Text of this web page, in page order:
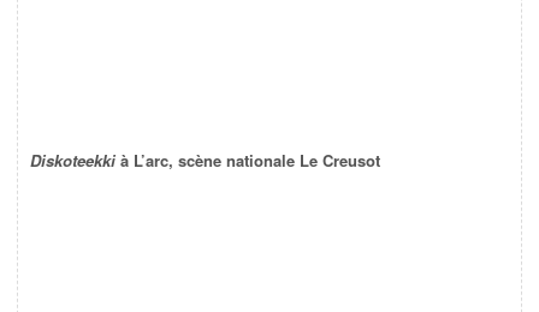
Diskoteekki à L’arc, scène nationale Le Creusot